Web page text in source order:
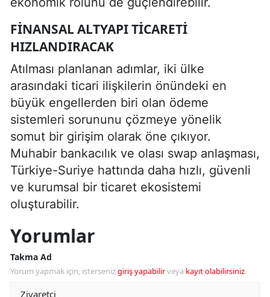
FINANSAL ALTYAPI TICARETI
HIZLANDIRACAK
Atılması planlanan adımlar, iki ülke
arasındaki ticari ilişkilerin önündeki en
büyük engellerden biri olan ödeme
sistemleri sorununu çözmeye yönelik
somut bir girişim olarak öne çıkıyor.
Muhabir bankacılık ve olası swap anlaşması,
Türkiye-Suriye hattında daha hızlı, güvenli
ve kurumsal bir ticaret ekosistemi
oluşturabilir.
Yorumlar
Takma Ad
Yorum yapmak için, istersenizgiriş yapabilirveya kayıt olabilirsiniz.